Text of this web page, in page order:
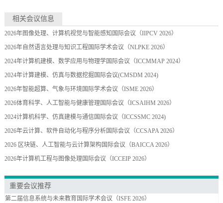
相关会议信息
2026年图像处理、计算机视觉与智能感知国际会议（IIPCV 2026）
2026年自然语言处理与知识工程国际学术会议（NLPKE 2026）
2024年计算机建模、数学应用与物理学国际会议（ICCMMAP 2024）
2024年计算建模、仿真与数据挖掘国际会议(CMSDM 2024)
2026年智能超算、气象与环境国际学术会议（ISME 2026）
2026体育科学、人工智能与健康管理国际会议（ICSAIHM 2026）
2024计算机科学、仿真建模与通信国际会议（ICCSSMC 2024)
2026年云计算、软件自动化与程序分析国际会议（CCSAPA 2026）
2026 区块链、人工智能与云计算架构国际会议（BAICCA 2026）
2026年计算机工程与图像处理国际会议（ICCEIP 2026）
重要会议推荐
第二届信息系统与未来教育国际学术会议（ISFE 2026）